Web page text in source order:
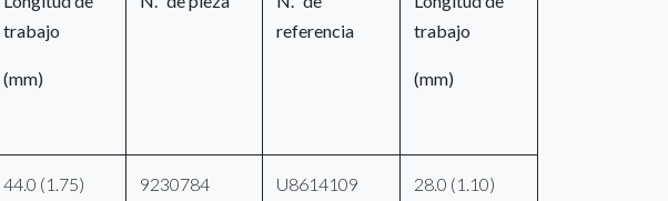
trabajo
(mm)
referencia
trabajo
(mm)
44.0 (1.75) 9230784 U8614109 28.0 (1.10)